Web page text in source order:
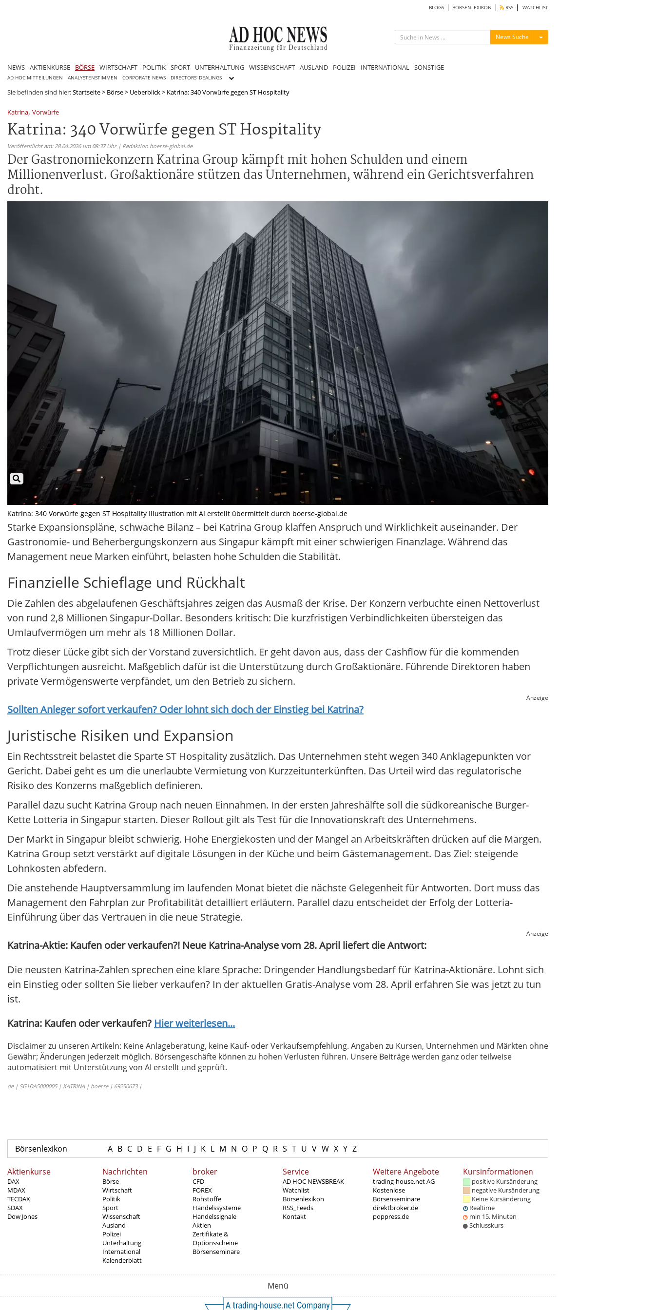
BLOGS BÖRSENLEXIKON RSS WATCHLIST
News Suche Menü ein-/ausblenden
NEWS AKTIENKURSE BÖRSE WIRTSCHAFT POLITIK SPORT UNTERHALTUNG WISSENSCHAFT AUSLAND POLIZEI INTERNATIONAL SONSTIGE
AD HOC MITTEILUNGEN ANALYSTENSTIMMEN CORPORATE NEWS DIRECTORS' DEALINGS
Sie befinden sind hier:Startseite> Börse> Ueberblick> Katrina: 340 Vorwürfe gegen ST Hospitality
Katrina, Vorwürfe
Katrina: 340 Vorwürfe gegen ST Hospitality
Veröffentlicht am: 28.04.2026 um 08:37 Uhr | Redaktion boerse-global.de
Der Gastronomiekonzern Katrina Group kämpft mit hohen Schulden und einem
Millionenverlust. Großaktionäre stützen das Unternehmen, während ein Gerichtsverfahren
droht.
Katrina: 340 Vorwürfe gegen ST Hospitality Illustration mit AI erstellt übermittelt durch boerse-global.de
Starke Expansionspläne, schwache Bilanz – bei Katrina Group klaffen Anspruch und Wirklichkeit auseinander. Der
Gastronomie- und Beherbergungskonzern aus Singapur kämpft mit einer schwierigen Finanzlage. Während das
Management neue Marken einführt, belasten hohe Schulden die Stabilität.
Finanzielle Schieflage und Rückhalt
Die Zahlen des abgelaufenen Geschäftsjahres zeigen das Ausmaß der Krise. Der Konzern verbuchte einen Nettoverlust
von rund 2,8 Millionen Singapur-Dollar. Besonders kritisch: Die kurzfristigen Verbindlichkeiten übersteigen das
Umlaufvermögen um mehr als 18 Millionen Dollar.
Trotz dieser Lücke gibt sich der Vorstand zuversichtlich. Er geht davon aus, dass der Cashflow für die kommenden
Verpflichtungen ausreicht. Maßgeblich dafür ist die Unterstützung durch Großaktionäre. Führende Direktoren haben
private Vermögenswerte verpfändet, um den Betrieb zu sichern.
Anzeige
Sollten Anleger sofort verkaufen? Oder lohnt sich doch der Einstieg bei Katrina?
Juristische Risiken und Expansion
Ein Rechtsstreit belastet die Sparte ST Hospitality zusätzlich. Das Unternehmen steht wegen 340 Anklagepunkten vor
Gericht. Dabei geht es um die unerlaubte Vermietung von Kurzzeitunterkünften. Das Urteil wird das regulatorische
Risiko des Konzerns maßgeblich definieren.
Parallel dazu sucht Katrina Group nach neuen Einnahmen. In der ersten Jahreshälfte soll die südkoreanische Burger-
Kette Lotteria in Singapur starten. Dieser Rollout gilt als Test für die Innovationskraft des Unternehmens.
Der Markt in Singapur bleibt schwierig. Hohe Energiekosten und der Mangel an Arbeitskräften drücken auf die Margen.
Katrina Group setzt verstärkt auf digitale Lösungen in der Küche und beim Gästemanagement. Das Ziel: steigende
Lohnkosten abfedern.
Die anstehende Hauptversammlung im laufenden Monat bietet die nächste Gelegenheit für Antworten. Dort muss das
Management den Fahrplan zur Profitabilität detailliert erläutern. Parallel dazu entscheidet der Erfolg der Lotteria-
Einführung über das Vertrauen in die neue Strategie.
Anzeige
Katrina-Aktie: Kaufen oder verkaufen?! Neue Katrina-Analyse vom 28. April liefert die Antwort:
Die neusten Katrina-Zahlen sprechen eine klare Sprache: Dringender Handlungsbedarf für Katrina-Aktionäre. Lohnt sich
ein Einstieg oder sollten Sie lieber verkaufen? In der aktuellen Gratis-Analyse vom 28. April erfahren Sie was jetzt zu tun
ist.
Katrina: Kaufen oder verkaufen? Hier weiterlesen...
Disclaimer zu unseren Artikeln: Keine Anlageberatung, keine Kauf- oder Verkaufsempfehlung. Angaben zu Kursen, Unternehmen und Märkten ohne
Gewähr; Änderungen jederzeit möglich. Börsengeschäfte können zu hohen Verlusten führen. Unsere Beiträge werden ganz oder teilweise
automatisiert mit Unterstützung von AI erstellt und geprüft.
de | SG1DA5000005 | KATRINA | boerse | 69250673 |
Börsenlexikon A B C D E F G H I J K L M N O P Q R S T U V W X Y Z
Aktienkurse
DAX
MDAX
TECDAX
SDAX
Dow Jones
Nachrichten
Börse
Wirtschaft
Politik
Sport
Wissenschaft
Ausland
Polizei
Unterhaltung
International
Kalenderblatt
broker
CFD
FOREX
Rohstoffe
Handelssysteme
Handelssignale
Aktien
Zertifikate &
Optionsscheine
Börsenseminare
Service
AD HOC NEWSBREAK
Watchlist
Börsenlexikon
RSS_Feeds
Kontakt
Weitere Angebote
trading-house.net AG
Kostenlose
Börsenseminare
direktbroker.de
poppress.de
Kursinformationen
positive Kursänderung
negative Kursänderung
Keine Kursänderung
Realtime
min 15. Minuten
Schlusskurs
Menü